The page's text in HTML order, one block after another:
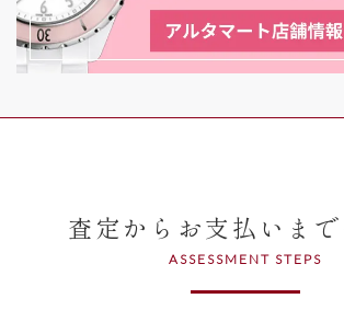
査定からお支払いま
ASSESSMENT STEPS